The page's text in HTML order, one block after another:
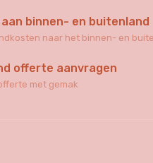
aan binnen- en buitenland
naar het binnen- en
offerte aanvragen
met gemak